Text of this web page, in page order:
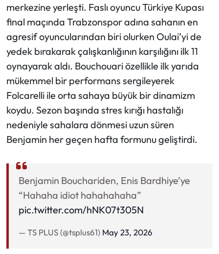
merkezine yerleşti. Faslı oyuncu Türkiye Kupası
final maçında Trabzonspor adına sahanın en
agresif oyuncularından biri olurken Oulai’yi de
yedek bırakarak çalışkanlığının karşılığını ilk 11
oynayarak aldı. Bouchouari özellikle ilk yarıda
mükemmel bir performans sergileyerek
Folcarelli ile orta sahaya büyük bir dinamizm
koydu. Sezon başında stres kırığı hastalığı
nedeniyle sahalara dönmesi uzun süren
Benjamin her geçen hafta formunu geliştirdi.
Benjamin Bouchariden, Enis Bardhiye’ye
“Hahaha idiot hahahahaha”
pic.twitter.com/hNK07t305N
— TS PLUS (@tsplus61) May 23, 2026